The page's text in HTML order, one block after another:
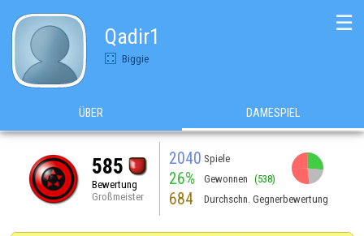
Qadir1
Biggie
☰
ÜBER DAMESPIEL
585
Bewertung
Großmeister
2040 Spiele
26% Gewonnen (538)
684 Durchschn. Gegnerbewertung